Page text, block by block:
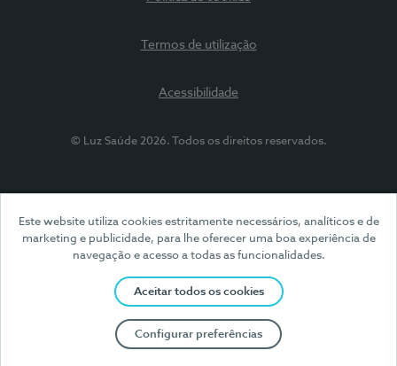
Este website utiliza cookies estritamente necessários, analíticos e de
marketing e publicidade, para lhe oferecer uma boa experiência de
navegação e acesso a todas as funcionalidades.
Aceitar todos os cookies
Configurar preferências
Termos de utilização
Acessibilidade
© Luz Saúde 2026. Todos os direitos reservados.